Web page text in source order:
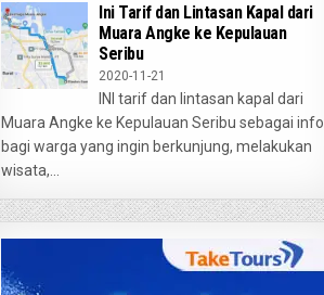
Ini Tarif dan Lintasan Kapal dari
Muara Angke ke Kepulauan
Seribu
2020-11-21
INI tarif dan lintasan kapal dari
Muara Angke ke Kepulauan Seribu sebagai info
bagi warga yang ingin berkunjung, melakukan
wisata,...